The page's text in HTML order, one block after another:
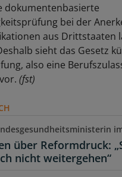
dokumentenbasierte
bei der
aus Drittstaaten
sieht das Gesetz
also eine
(fst)
über Reformdruck:
nicht weitergehen“